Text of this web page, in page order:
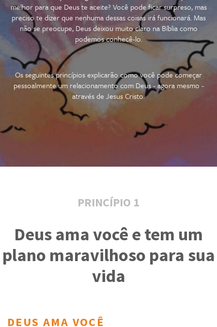
melhor para que Deus te aceite? Você pode ficar surpreso, mas
preciso te dizer que nenhuma dessas coisas irá funcionará. Mas
não se preocupe, Deus deixou muito claro na Bíblia como
podemos conhecê-lo.
Os seguintes princípios explicarão como você pode começar
pessoalmente um relacionamento com Deus - agora mesmo -
através de Jesus Cristo.
PRINCÍPIO 1
Deus ama você e tem um
plano maravilhoso para sua
vida
DEUS AMA VOCÊ